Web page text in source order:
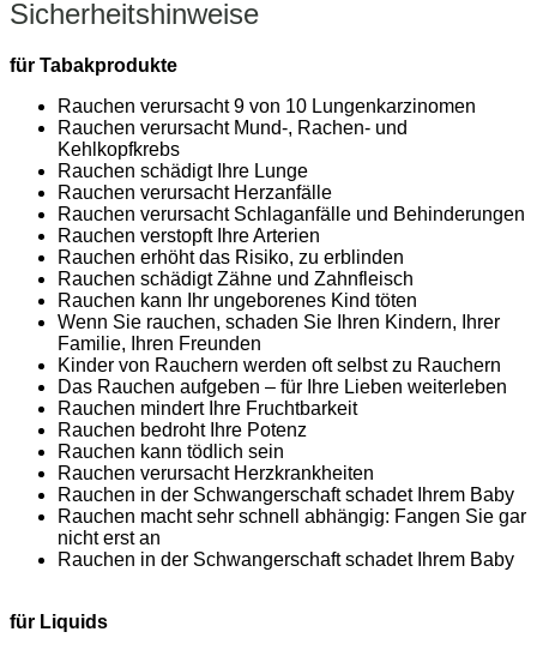
Sicherheitshinweise
für Tabakprodukte
Rauchen verursacht 9 von 10 Lungenkarzinomen
Rauchen verursacht Mund-, Rachen- und
Kehlkopfkrebs
Rauchen schädigt Ihre Lunge
Rauchen verursacht Herzanfälle
Rauchen verursacht Schlaganfälle und Behinderungen
Rauchen verstopft Ihre Arterien
Rauchen erhöht das Risiko, zu erblinden
Rauchen schädigt Zähne und Zahnfleisch
Rauchen kann Ihr ungeborenes Kind töten
Wenn Sie rauchen, schaden Sie Ihren Kindern, Ihrer
Familie, Ihren Freunden
Kinder von Rauchern werden oft selbst zu Rauchern
Das Rauchen aufgeben – für Ihre Lieben weiterleben
Rauchen mindert Ihre Fruchtbarkeit
Rauchen bedroht Ihre Potenz
Rauchen kann tödlich sein
Rauchen verursacht Herzkrankheiten
Rauchen in der Schwangerschaft schadet Ihrem Baby
Rauchen macht sehr schnell abhängig: Fangen Sie gar
nicht erst an
Rauchen in der Schwangerschaft schadet Ihrem Baby
für Liquids